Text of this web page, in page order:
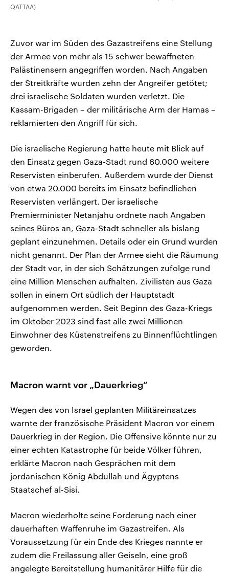
QATTAA)
Zuvor war im Süden des Gazastreifens eine Stellung
der Armee von mehr als 15 schwer bewaffneten
Palästinensern angegriffen worden. Nach Angaben
der Streitkräfte wurden zehn der Angreifer getötet;
drei israelische Soldaten wurden verletzt. Die
Kassam-Brigaden – der militärische Arm der Hamas –
reklamierten den Angriff für sich.
Die israelische Regierung hatte heute mit Blick auf
den Einsatz gegen Gaza-Stadt rund 60.000 weitere
Reservisten einberufen. Außerdem wurde der Dienst
von etwa 20.000 bereits im Einsatz befindlichen
Reservisten verlängert. Der israelische
Premierminister Netanjahu ordnete nach Angaben
seines Büros an, Gaza-Stadt schneller als bislang
geplant einzunehmen. Details oder ein Grund wurden
nicht genannt. Der Plan der Armee sieht die Räumung
der Stadt vor, in der sich Schätzungen zufolge rund
eine Million Menschen aufhalten. Zivilisten aus Gaza
sollen in einem Ort südlich der Hauptstadt
aufgenommen werden. Seit Beginn des Gaza-Kriegs
im Oktober 2023 sind fast alle zwei Millionen
Einwohner des Küstenstreifens zu Binnenflüchtlingen
geworden.
Macron warnt vor „Dauerkrieg“
Wegen des von Israel geplanten Militäreinsatzes
warnte der französische Präsident Macron vor einem
Dauerkrieg in der Region. Die Offensive könnte nur zu
einer echten Katastrophe für beide Völker führen,
erklärte Macron nach Gesprächen mit dem
jordanischen König Abdullah und Ägyptens
Staatschef al-Sisi.
Macron wiederholte seine Forderung nach einer
dauerhaften Waffenruhe im Gazastreifen. Als
Voraussetzung für ein Ende des Krieges nannte er
zudem die Freilassung aller Geiseln, eine groß
angelegte Bereitstellung humanitärer Hilfe für die